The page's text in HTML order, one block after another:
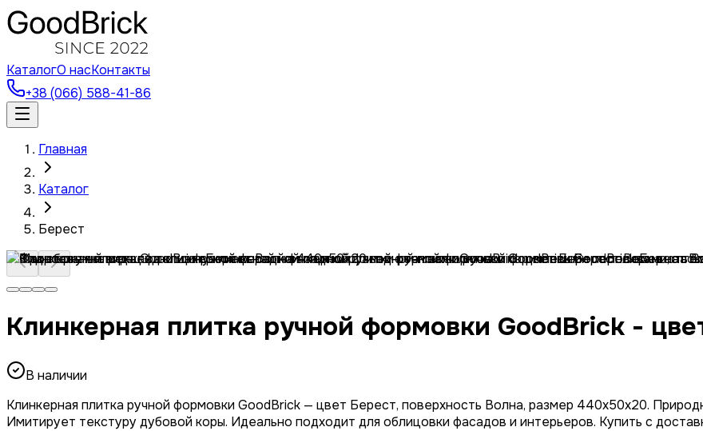
КаталогО насКонтакты
+38 (066) 588-41-86
Главная
Каталог
Берест
Клинкерная плитка ручной формовки GoodBrick -
В наличии
Клинкерная плитка ручной формовки GoodBrick — цвет Берест, поверхность Волна, размер 440x50x20.
Имитирует текстуру дубовой коры. Идеально подходит для облицовки фасадов и интерьеров. Купить с